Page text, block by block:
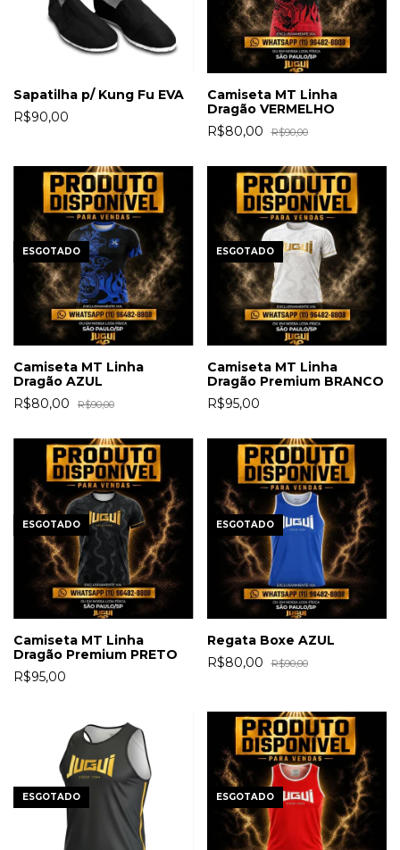
Sapatilha p/ Kung Fu EVA
R$90,00
Camiseta MT Linha
Dragão VERMELHO
R$80,00
R$90,00
ESGOTADO
Camiseta MT Linha
Dragão AZUL
R$80,00
R$90,00
ESGOTADO
Camiseta MT Linha
Dragão Premium BRANCO
R$95,00
ESGOTADO
Camiseta MT Linha
Dragão Premium PRETO
R$95,00
ESGOTADO
Regata Boxe AZUL
R$80,00
R$90,00
ESGOTADO ESGOTADO